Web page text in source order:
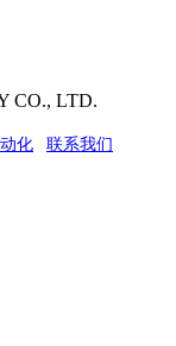
CO., LTD.
化 联系我们